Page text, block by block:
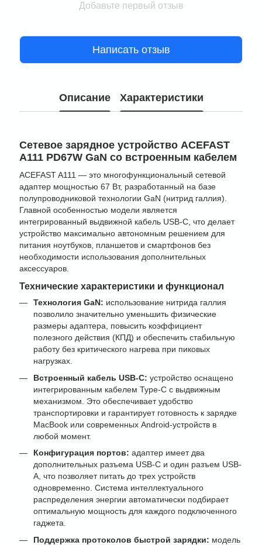
Добавьте первый отзыв
Написать отзыв
Описание Характеристики
Сетевое зарядное устройство ACEFAST
A111 PD67W GaN со встроенным кабелем
ACEFAST A111 — это многофункциональный сетевой
адаптер мощностью 67 Вт, разработанный на базе
полупроводниковой технологии GaN (нитрид галлия).
Главной особенностью модели является
интегрированный выдвижной кабель USB-C, что делает
устройство максимально автономным решением для
питания ноутбуков, планшетов и смартфонов без
необходимости использования дополнительных
аксессуаров.
Технические характеристики и функционал
Технология GaN: использование нитрида галлия
позволило значительно уменьшить физические
размеры адаптера, повысить коэффициент
полезного действия (КПД) и обеспечить стабильную
работу без критического нагрева при пиковых
нагрузках.
Встроенный кабель USB-C: устройство оснащено
интегрированным кабелем Type-C с выдвижным
механизмом. Это обеспечивает удобство
транспортировки и гарантирует готовность к зарядке
MacBook или современных Android-устройств в
любой момент.
Конфигурация портов: адаптер имеет два
дополнительных разъема USB-C и один разъем USB-
A, что позволяет питать до трех устройств
одновременно. Система интеллектуального
распределения энергии автоматически подбирает
оптимальную мощность для каждого подключенного
гаджета.
Поддержка протоколов быстрой зарядки: модель